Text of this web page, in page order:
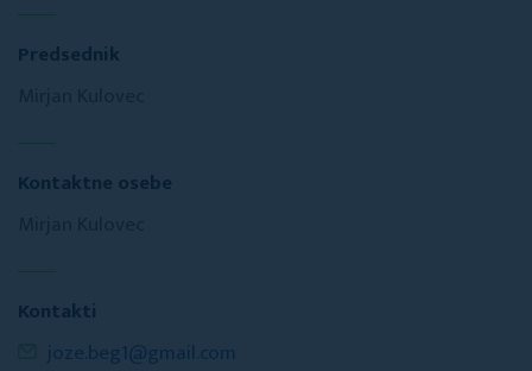
Predsednik
Kontaktne osebe
Kontakti
joze.beg1@gmail.com